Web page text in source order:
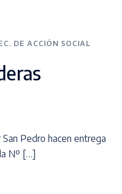
DE ACCIÓN SOCIAL
Pedro hacen entrega
Nº […]